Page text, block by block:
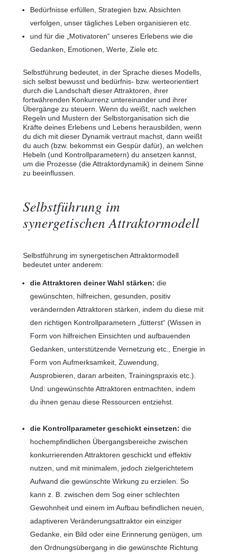
Bedürfnisse erfüllen, Strategien bzw. Absichten
verfolgen, unser tägliches Leben organisieren etc.
und für die „Motivatoren“ unseres Erlebens wie die
Gedanken, Emotionen, Werte, Ziele etc.
Selbstführung bedeutet, in der Sprache dieses Modells,
sich selbst bewusst und bedürfnis- bzw. werteorientiert
durch die Landschaft dieser Attraktoren, ihrer
fortwährenden Konkurrenz untereinander und ihrer
Übergänge zu steuern. Wenn du weißt, nach welchen
Regeln und Mustern der Selbstorganisation sich die
Kräfte deines Erlebens und Lebens herausbilden, wenn
du dich mit dieser Dynamik vertraut machst, dann weißt
du auch (bzw. bekommst ein Gespür dafür), an welchen
Hebeln (und Kontrollparametern) du ansetzen kannst,
um die Prozesse (die Attraktordynamik) in deinem Sinne
zu beeinflussen.
Selbstführung im
synergetischen Attraktormodell
Selbstführung im synergetischen Attraktormodell
bedeutet unter anderem:
die Attraktoren deiner Wahl stärken: die
gewünschten, hilfreichen, gesunden, positiv
verändernden Attraktoren stärken, indem du diese mit
den richtigen Kontrollparametern „fütterst“ (Wissen in
Form von hilfreichen Einsichten und aufbauenden
Gedanken, unterstützende Vernetzung etc., Energie in
Form von Aufmerksamkeit, Zuwendung,
Ausprobieren, daran arbeiten, Trainingspraxis etc.).
Und: ungewünschte Attraktoren entmachten, indem
du ihnen genau diese Ressourcen entziehst.
die Kontrollparameter geschickt einsetzen: die
hochempfindlichen Übergangsbereiche zwischen
konkurrierenden Attraktoren geschickt und effektiv
nutzen, und mit minimalem, jedoch zielgerichtetem
Aufwand die gewünschte Wirkung zu erzielen. So
kann z. B. zwischen dem Sog einer schlechten
Gewohnheit und einem im Aufbau befindlichen neuen,
adaptiveren Veränderungsattraktor ein einziger
Gedanke, ein Bild oder eine Erinnerung genügen, um
den Ordnungsübergang in die gewünschte Richtung